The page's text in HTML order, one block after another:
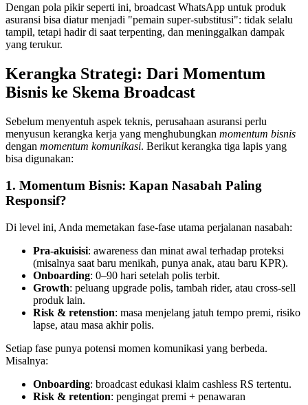
Dengan pola pikir seperti ini, broadcast WhatsApp untuk produk
asuransi bisa diatur menjadi "pemain super-substitusi": tidak selalu
tampil, tetapi hadir di saat terpenting, dan meninggalkan dampak
yang terukur.
Kerangka Strategi: Dari Momentum
Bisnis ke Skema Broadcast
Sebelum menyentuh aspek teknis, perusahaan asuransi perlu
menyusun kerangka kerja yang menghubungkan momentum bisnis
dengan momentum komunikasi. Berikut kerangka tiga lapis yang
bisa digunakan:
1. Momentum Bisnis: Kapan Nasabah Paling
Responsif?
Di level ini, Anda memetakan fase-fase utama perjalanan nasabah:
Pra-akuisisi: awareness dan minat awal terhadap proteksi
(misalnya saat baru menikah, punya anak, atau baru KPR).
Onboarding: 0–90 hari setelah polis terbit.
Growth: peluang upgrade polis, tambah rider, atau cross-sell
produk lain.
Risk & retenstion: masa menjelang jatuh tempo premi, risiko
lapse, atau masa akhir polis.
Setiap fase punya potensi momen komunikasi yang berbeda.
Misalnya:
Onboarding: broadcast edukasi klaim cashless RS tertentu.
Risk & retention: pengingat premi + penawaran